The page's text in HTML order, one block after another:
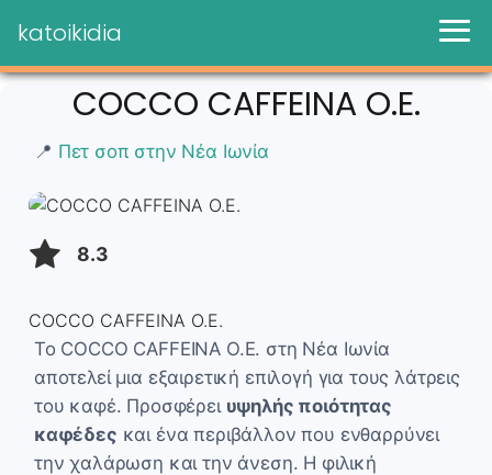
katoikidia
COCCO CAFFEINA O.E.
📍 Πετ σοπ στην Νέα Ιωνία
8.3
COCCO CAFFEINA O.E.
Το COCCO CAFFEINA O.E. στη Νέα Ιωνία
αποτελεί μια εξαιρετική επιλογή για τους λάτρεις
του καφέ. Προσφέρει υψηλής ποιότητας
καφέδες και ένα περιβάλλον που ενθαρρύνει
την χαλάρωση και την άνεση. Η φιλική